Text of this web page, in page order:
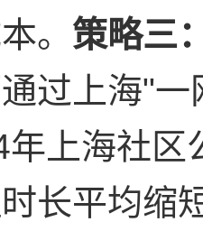
。 策略三
过上海"
年上海社
长平均缩